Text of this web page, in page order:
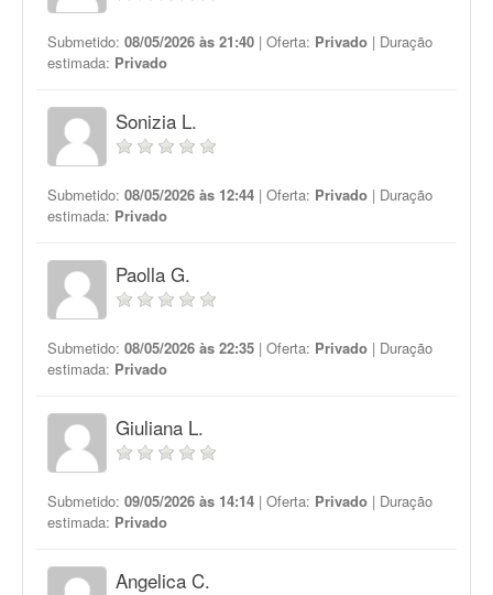
Submetido: 08/05/2026 às 21:40 | Oferta: Privado | Duração
estimada: Privado
Sonizia L.
Submetido: 08/05/2026 às 12:44 | Oferta: Privado | Duração
estimada: Privado
Paolla G.
Submetido: 08/05/2026 às 22:35 | Oferta: Privado | Duração
estimada: Privado
Giuliana L.
Submetido: 09/05/2026 às 14:14 | Oferta: Privado | Duração
estimada: Privado
Angelica C.